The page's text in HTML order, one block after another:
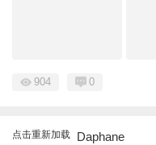
904 0
点击重新加载 Daphane